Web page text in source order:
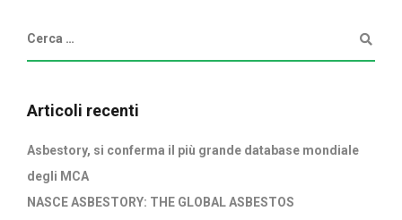
Articoli recenti
Asbestory, si conferma il più grande database mondiale
degli MCA
NASCE ASBESTORY: THE GLOBAL ASBESTOS